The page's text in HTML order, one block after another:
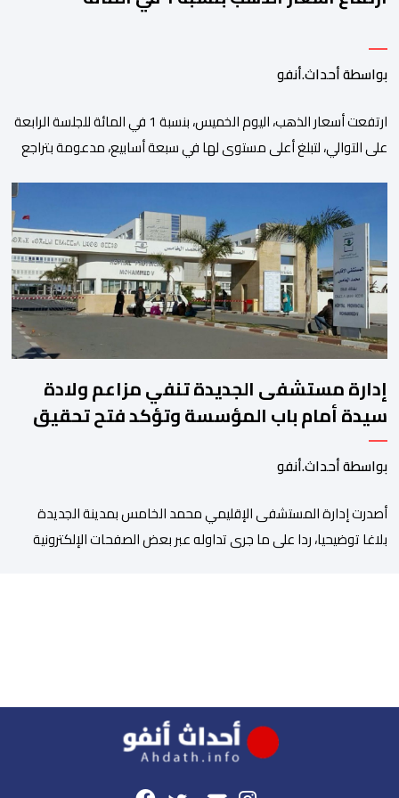
بواسطة أحداث.أنفو
ارتفعت أسعار الذهب، اليوم الخميس، بنسبة 1 في المائة للجلسة الرابعة
على التوالي، لتبلغ أعلى مستوى لها في سبعة أسابيع، مدعومة بتراجع
مسجلا أعلى مستوى له منذ 18 يونيو الماضي، فيما ارتفعت العقود
الأمريكية الآجلة […]
إدارة مستشفى الجديدة تنفي مزاعم ولادة
سيدة أمام باب المؤسسة وتؤكد فتح تحقيق
بواسطة أحداث.أنفو
أصدرت إدارة المستشفى الإقليمي محمد الخامس بمدينة الجديدة
بلاغا توضيحيا، ردا على ما جرى تداوله عبر بعض الصفحات الإلكترونية